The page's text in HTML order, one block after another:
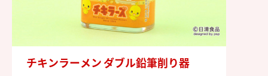
チキンラーメン ダブル鉛筆削り器
チキンラーメン ダブル鉛筆削り器